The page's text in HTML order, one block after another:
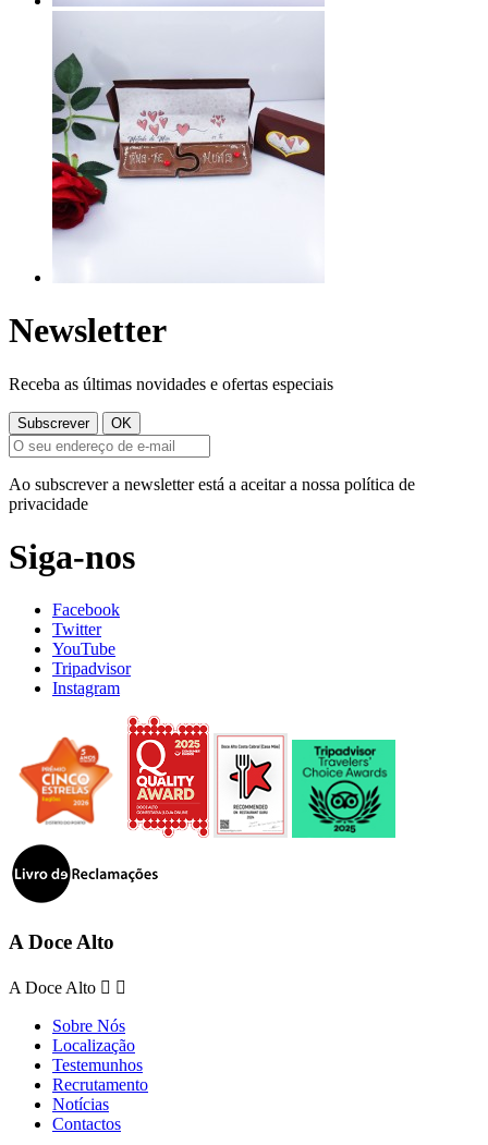
Newsletter
Receba as últimas novidades e ofertas especiais
Ao subscrever a newsletter está a aceitar a nossa política de
privacidade
Siga-nos
Facebook
Twitter
YouTube
Tripadvisor
Instagram
A Doce Alto
A Doce Alto  
Sobre Nós
Localização
Testemunhos
Recrutamento
Notícias
Contactos